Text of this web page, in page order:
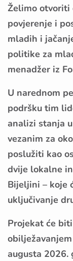
Želimo
povjerenje i
mladih i
politike za
menadžer iz
U narednom
podršku tim
analizi stanja
vezanim za
poslužiti kao
dvije lokalne
Bijeljini – koje
uključivanje
Projekat će
augusta 2026.